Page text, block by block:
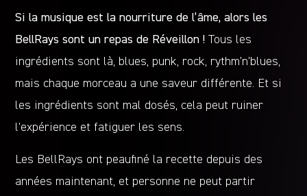
Si la musique est la nourriture de l’âme, alors les
BellRays sont un repas de Réveillon ! Tous les
ingrédients sont là, blues, punk, rock, rythm’n’blues,
mais chaque morceau a une saveur différente. Et si
les ingrédients sont mal dosés, cela peut ruiner
l’expérience et fatiguer les sens.
Les BellRays ont peaufiné la recette depuis des
années maintenant, et personne ne peut partir